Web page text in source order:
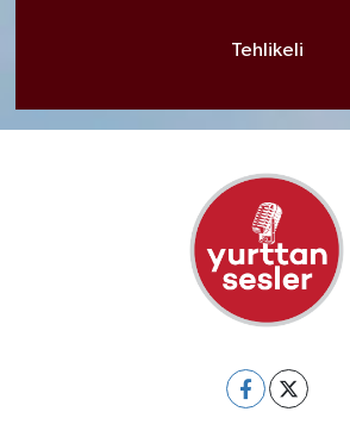
Tehlikeli